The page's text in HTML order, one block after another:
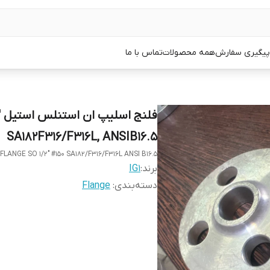
پیگیری سفارشهمه محصولاتتماس با ما
SA182F316/F316L, ANSIB16.5
FLANGE SO 1/2" #150 SA182/F316/F316L ANSI B16.5
برند:IG1
دسته‌بندی:
Flange